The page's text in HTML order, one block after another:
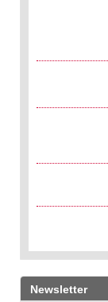
Newsletter